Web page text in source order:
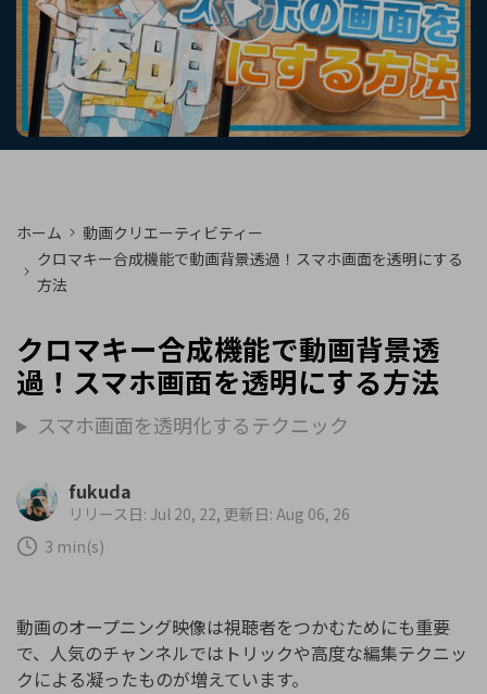
ブランド紹介
検索
ホーム
動画クリエーティビティー
クロマキー合成機能で動画背景透過！スマホ画面を透明にする
方法
クロマキー合成機能で動画背景透
過！スマホ画面を透明にする方法
スマホ画面を透明化するテクニック
fukuda
リリース日: Jul 20, 22, 更新日: Aug 06, 26
3 min(s)
動画のオープニング映像は視聴者をつかむためにも重要
で、人気のチャンネルではトリックや高度な編集テクニッ
クによる凝ったものが増えています。